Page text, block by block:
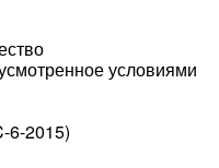
условиями
6-2015)